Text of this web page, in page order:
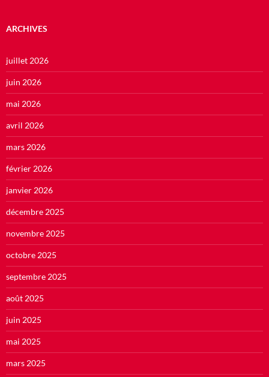
ARCHIVES
juillet 2026
juin 2026
mai 2026
avril 2026
mars 2026
février 2026
janvier 2026
décembre 2025
novembre 2025
octobre 2025
septembre 2025
août 2025
juin 2025
mai 2025
mars 2025